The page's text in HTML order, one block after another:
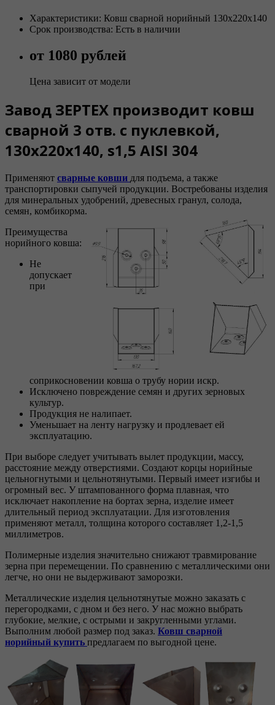
Характеристики: Ковш сварной норийный 130х220х140
Срок производства: Есть в наличии
от 1080 рублей
Цена зависит от модели
Завод ЗЕРТЕХ производит ковш
сварной 3 отв. с пуклевкой,
130х220х140, s1,5 AISI 304
Применяют сварные ковши для подъема, а также
транспортировки сыпучей продукции. Востребованы изделия
для минеральных удобрений, древесных гранул, солода,
семян, комбикорма.
Преимущества
норийного ковша:
Не
допускает
при
соприкосновении ковша о трубу нории искр.
Исключено повреждение семян и других зерновых
культур.
Продукция не налипает.
Уменьшает на ленту нагрузку и продлевает ей
эксплуатацию.
При выборе следует учитывать вылет продукции, массу,
расстояние между отверстиями. Создают корцы норийные
цельногнутыми и цельнотянутыми. Первый имеет изгибы и
огромный вес. У штампованного форма плавная, что
исключает накопление на бортах зерна, изделие имеет
длительный период эксплуатации. Для изготовления
применяют металл, толщина которого составляет 1,2-1,5
миллиметров.
Полимерные изделия значительно снижают травмирование
зерна при перемещении. По сравнению с металлическими они
легче, но они не выдерживают заморозки.
Металлические изделия цельнотянутые можно заказать с
перегородками, с дном и без него. У нас можно выбрать
глубокие, мелкие, с острыми и закругленными углами.
Выполним любой размер под заказ. Ковш сварной
норийный купить предлагаем по выгодной цене.